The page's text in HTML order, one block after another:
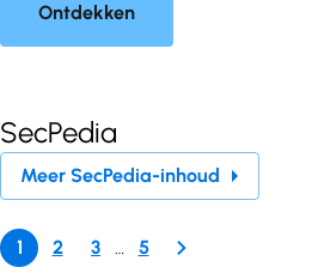
Ontdekken
SecPedia
Meer SecPedia-inhoud
1 2 3 … 5